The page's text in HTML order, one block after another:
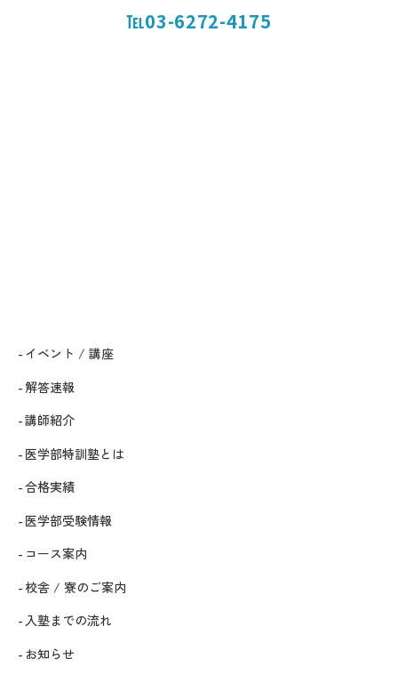
℡03-6272-4175
イベント / 講座
解答速報
講師紹介
医学部特訓塾とは
合格実績
医学部受験情報
コース案内
校舎 / 寮のご案内
入塾までの流れ
お知らせ